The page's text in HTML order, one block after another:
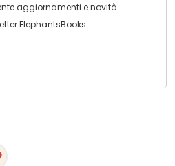
aggiornamenti e novità
ElephantsBooks